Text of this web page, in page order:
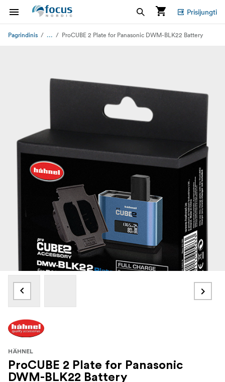
Prisijungti
Pagrindinis ... ProCUBE 2 Plate for Panasonic DWM-BLK22 Battery
HÄHNEL
ProCUBE 2 Plate for Panasonic
DWM-BLK22 Battery